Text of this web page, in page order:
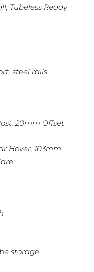
Tubeless Ready
steel rails
20mm Offset
Hover, 103mm
storage